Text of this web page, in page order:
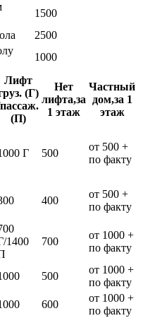
1500
2500
1000
Лифт
(Г)
(П)
Нет
лифта,за
1 этаж
Частный
дом,за 1
этаж
Г 500
от 500 +
по факту
400
от 500 +
по факту
1400
700
от 1000 +
по факту
500
от 1000 +
по факту
600
от 1000 +
по факту